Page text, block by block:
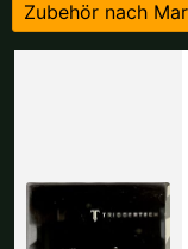
Finnland |€
Niederlande |
Portugal |